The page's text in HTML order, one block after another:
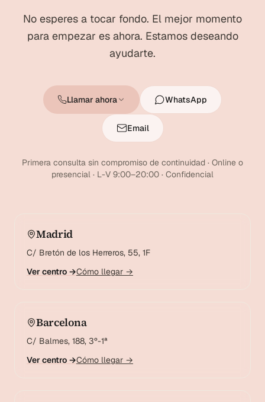
No esperes a tocar fondo. El mejor momento
para empezar es ahora. Estamos deseando
ayudarte.
Llamar ahora WhatsApp
Email
Primera consulta sin compromiso de continuidad · Online o
presencial · L-V 9:00–20:00 · Confidencial
Madrid
C/ Bretón de los Herreros, 55, 1F
Ver centro →Cómo llegar →
Barcelona
C/ Balmes, 188, 3º-1ª
Ver centro →Cómo llegar →